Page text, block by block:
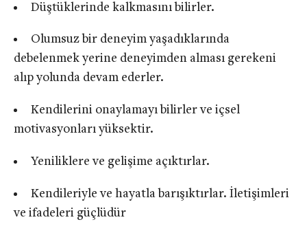
Düştüklerinde kalkmasını bilirler.
Olumsuz bir deneyim yaşadıklarında
debelenmek yerine deneyimden alması gerekeni
alıp yolunda devam ederler.
Kendilerini onaylamayı bilirler ve içsel
motivasyonları yüksektir.
Yeniliklere ve gelişime açıktırlar.
Kendileriyle ve hayatla barışıktırlar. İletişimleri
ve ifadeleri güçlüdür